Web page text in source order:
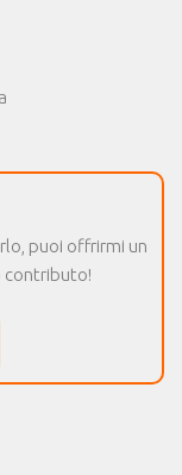
puoi offrirmi un
contributo!